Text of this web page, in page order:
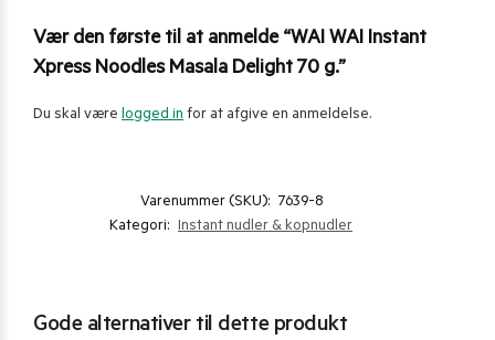
Vær den første til at anmelde “WAI WAI Instant
Xpress Noodles Masala Delight 70 g.”
Du skal være logged in for at afgive en anmeldelse.
Varenummer (SKU): 7639-8
Kategori: Instant nudler & kopnudler
Gode alternativer til dette produkt